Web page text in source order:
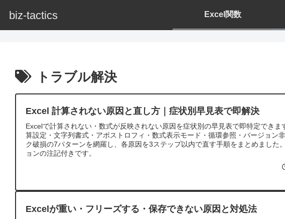
biz-tactics Excel関数
トラブル解決
Excel 計算されない原因と直し方｜症状別早見表で即解決
Excelで計算されない・数式が反映されない原因を症状別の早見表で即特定できま
算設定・文字列書式・アポストロフィ・数式表示モード・循環参照・バージョン
ク破損の7パターンを網羅し、各原因を3ステップ以内で直す手順をまとめました
ョンの注記付きです。
Excelが重い・フリーズする・保存できない原因と対処法